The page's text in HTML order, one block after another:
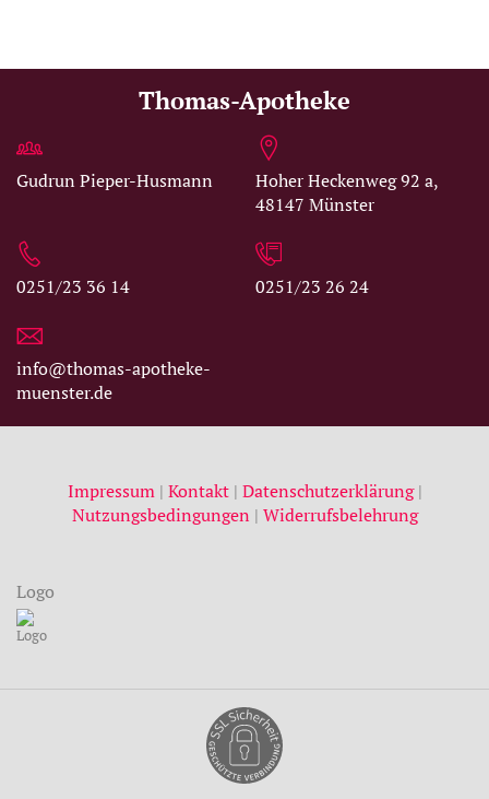
Thomas-Apotheke
Gudrun Pieper-Husmann
Hoher Heckenweg 92 a,
48147 Münster
0251/23 36 14 0251/23 26 24
info@thomas-apotheke-
muenster.de
Impressum | Kontakt| Datenschutzerklärung|
Nutzungsbedingungen | Widerrufsbelehrung
Logo